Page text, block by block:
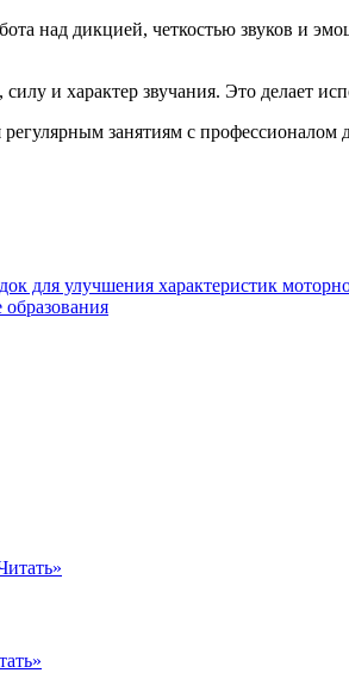
над дикцией, четкостью звуков и
и характер звучания. Это
занятиям с
для улучшения характеристик